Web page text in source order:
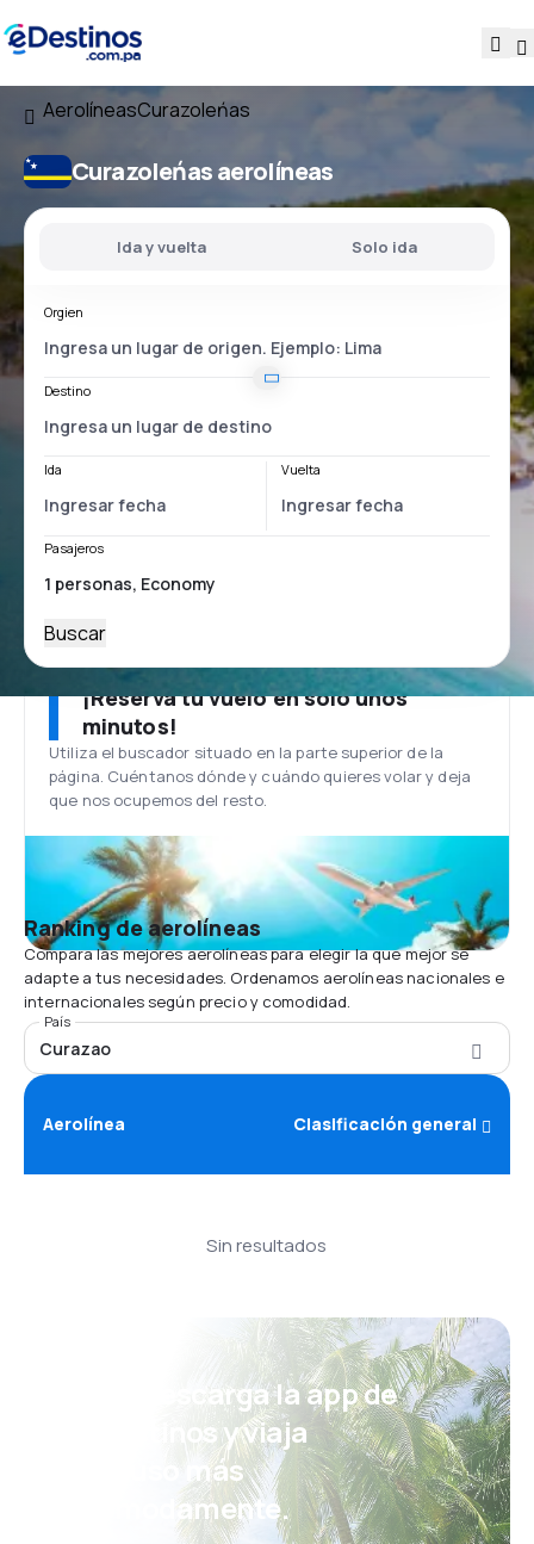
AerolíneasCurazoleńas
Curazoleńas aerolíneas
Ida y vuelta Solo ida
Orgien
Destino
Ida Vuelta
Pasajeros
Buscar
¡Reserva tu vuelo en solo unos
minutos!
Utiliza el buscador situado en la parte superior de la
página. Cuéntanos dónde y cuándo quieres volar y deja
que nos ocupemos del resto.
Ranking de aerolíneas
Compara las mejores aerolíneas para elegir la que mejor se
adapte a tus necesidades. Ordenamos aerolíneas nacionales e
internacionales según precio y comodidad.
País
Curazao
Aerolínea Clasificación general
Sin resultados
¡Eh! Descarga la app de
eDestinos y viaja
incluso más
cómodamente.